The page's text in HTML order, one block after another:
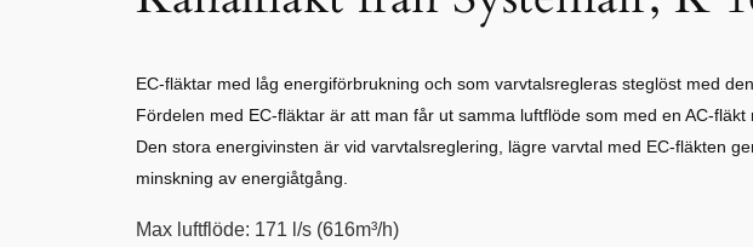
EC-fläktar med låg energiförbrukning och som varvtalsregleras steglöst med
Fördelen med EC-fläktar är att man får ut samma luftflöde som med en AC-
Den stora energivinsten är vid varvtalsreglering, lägre varvtal med EC-fläkten
minskning av energiåtgång.
Max luftflöde: 171 l/s (616m³/h)